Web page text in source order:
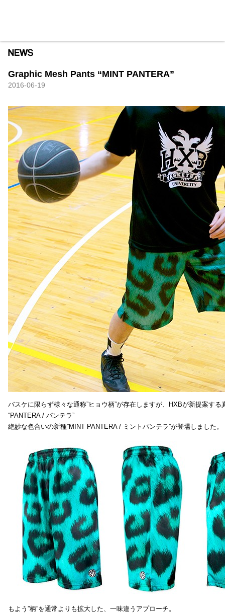
Graphic Mesh Pants “MINT PANTERA”
2016-06-19
バスケに限らず様々な通称”ヒョウ柄”が存在しますが、HXBが新提案する
“PANTERA / パンテラ”
絶妙な色合いの新種”MINT PANTERA / ミントパンテラ”が登場しました。
もよう”柄”を通常よりも拡大した、一味違うアプローチ。